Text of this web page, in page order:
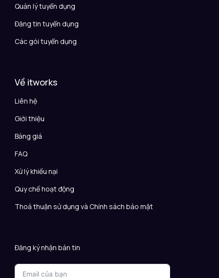
Quản lý tuyển dụng
Đăng tin tuyển dụng
Các gói tuyển dụng
Về itworks
Liên hệ
Giới thiệu
Bảng giá
FAQ
Xử lý khiếu nại
Quy chế hoạt động
Thoả thuận sử dụng và Chính sách bảo mật
Đăng ký nhận bản tin